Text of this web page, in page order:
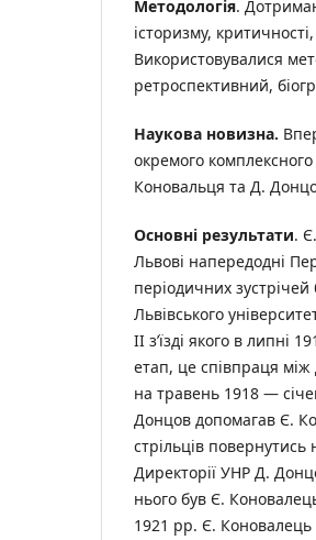
Методологія.
історизму,
Використовувалися
ретроспективний,
Наукова новизна.
окремого
Коновальця та Д.
Основні результати.
Львові напередодні
періодичних
Львівського
ІІ з’їзді якого в
етап, це співпраця
на травень 1918 —
Донцов допомагав Є.
стрільців повернутись
Директорії УНР Д.
нього був Є.
1921 рр. Є. Коновалець